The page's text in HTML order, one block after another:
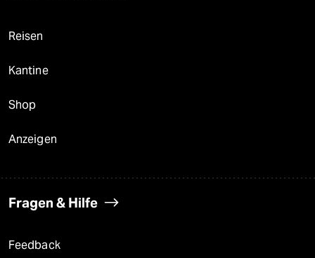
Reisen
Kantine
Shop
Anzeigen
Fragen & Hilfe
Feedback